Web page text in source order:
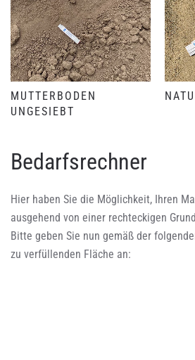
MUTTERBODEN
UNGESIEBT
Bedarfsrechner
Hier haben Sie die Möglichkeit, Ihren
ausgehend von einer rechteckigen
Bitte geben Sie nun gemäß der
zu verfüllenden Fläche an: